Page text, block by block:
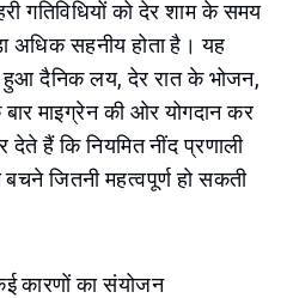
गतिविधियों को देर शाम के समय
अधिक सहनीय होता है। यह
दैनिक लय, देर रात के भोजन,
माइग्रेन की ओर योगदान कर
हैं कि नियमित नींद प्रणाली
जितनी महत्वपूर्ण हो सकती
कारणों का संयोजन